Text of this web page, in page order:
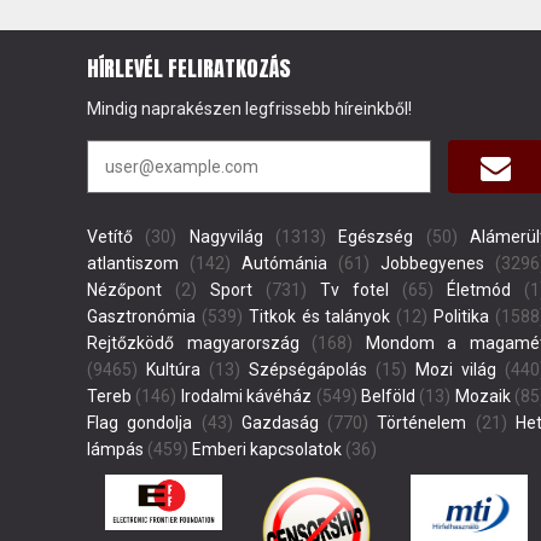
HÍRLEVÉL FELIRATKOZÁS
Mindig naprakészen legfrissebb híreinkből!
Vetítő (30) Nagyvilág (1313) Egészség (50)
atlantiszom (142) Autómánia (61) Jobbegyenes
Nézőpont (2) Sport (731) Tv fotel (65) Életmód
Gasztronómia (539) Titkok és talányok (12) Politika
Rejtőzködő magyarország (168)
Mondom a
(9465)
Kultúra (13) Szépségápolás (15) Mozi világ
Tereb (146) Irodalmi kávéház (549) Belföld (13) Mozaik
Flag gondolja (43) Gazdaság (770) Történelem (21)
lámpás (459) Emberi kapcsolatok (36)